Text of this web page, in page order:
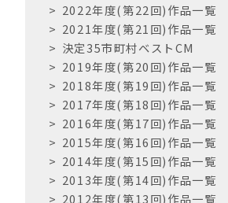
2022年度(第22回)作品一覧
2021年度(第21回)作品一覧
決定35市町村ベストCM
2019年度(第20回)作品一覧
2018年度(第19回)作品一覧
2017年度(第18回)作品一覧
2016年度(第17回)作品一覧
2015年度(第16回)作品一覧
2014年度(第15回)作品一覧
2013年度(第14回)作品一覧
2012年度(第13回)作品一覧